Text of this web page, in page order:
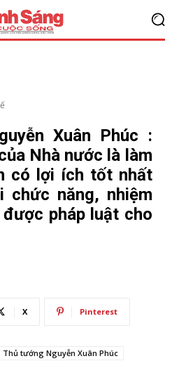
Xuân Phúc :
Nhà nước là làm
có lợi ích tốt nhất
chức năng, nhiệm
được pháp luật cho
X Pinterest
Thủ tướng Nguyễn Xuân Phúc